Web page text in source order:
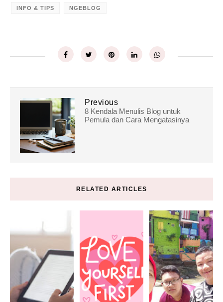
INFO & TIPS NGEBLOG
Previous
8 Kendala Menulis Blog untuk
Pemula dan Cara Mengatasinya
RELATED ARTICLES